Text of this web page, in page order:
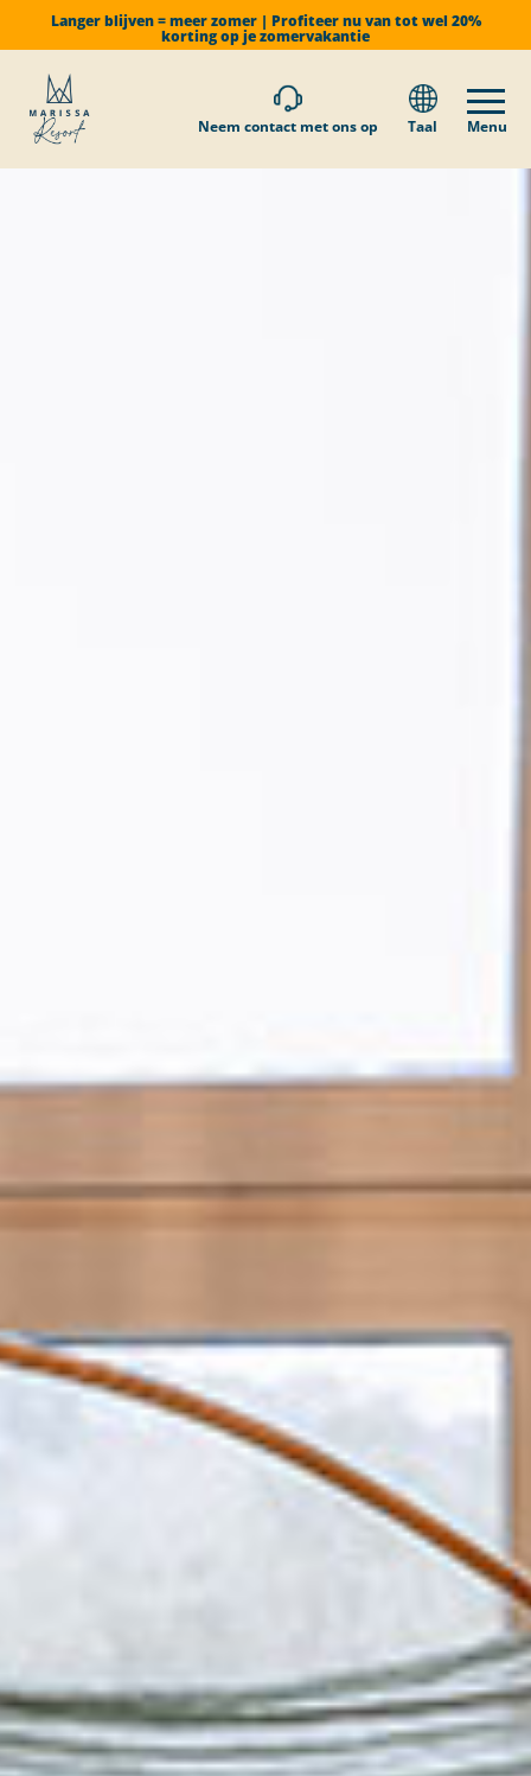
Langer blijven = meer zomer | Profiteer nu van tot wel 20%
korting op je zomervakantie
Neem contact met ons op Taal Menu